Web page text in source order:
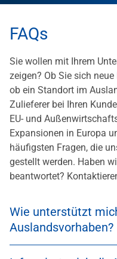
FAQs
Sie wollen mit Ihrem
zeigen? Ob Sie sich
ob ein Standort im
Zulieferer bei Ihren
EU- und
Expansionen in Europa
häufigsten Fragen, die
gestellt werden. Haben
beantwortet?
Wie unterstützt
Auslandsvorhaben?